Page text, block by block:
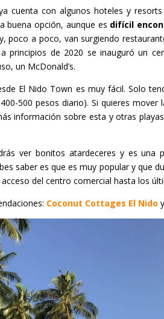
cuenta con algunos hoteles y
buena opción, aunque es difícil
poco a poco, van surgiendo
principios de 2020 se inauguró un
un McDonald’s.
El Nido Town es muy fácil. Solo
500 pesos diario). Si quieres mover
información sobre esta y otras
ver bonitos atardeceres y es una
saber es que es muy popular y que
del centro comercial hasta los
Coconut Cottages El Nido y